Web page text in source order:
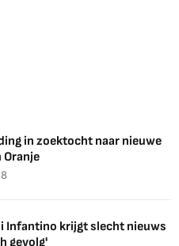
in zoektocht naar nieuwe
Oranje
Infantino krijgt slecht nieuws
gevolg'